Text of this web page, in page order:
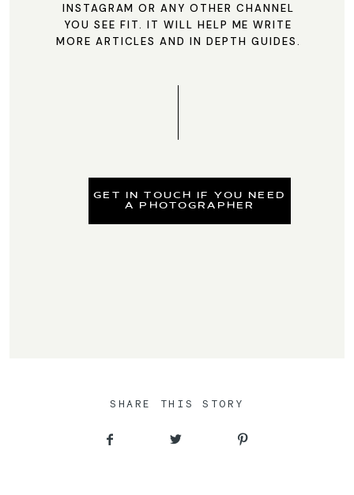
INSTAGRAM OR ANY OTHER CHANNEL
YOU SEE FIT. IT WILL HELP ME WRITE
MORE ARTICLES AND IN DEPTH GUIDES.
GET IN TOUCH IF YOU NEED
A PHOTOGRAPHER
SHARE THIS STORY